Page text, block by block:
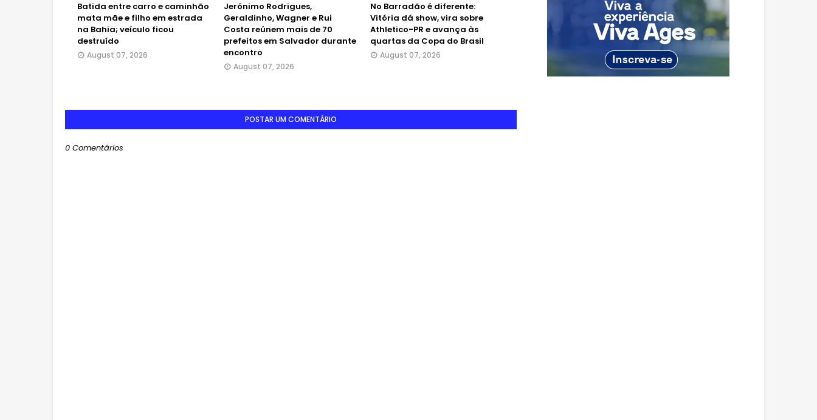
Batida entre carro e caminhão
mata mãe e filho em estrada
na Bahia; veículo ficou
destruído
August 07, 2026
Jerônimo Rodrigues,
Geraldinho, Wagner e Rui
Costa reúnem mais de 70
prefeitos em Salvador durante
encontro
August 07, 2026
No Barradão é diferente:
Vitória dá show, vira sobre
Athletico-PR e avança às
quartas da Copa do Brasil
August 07, 2026
POSTAR UM COMENTÁRIO
0 Comentários